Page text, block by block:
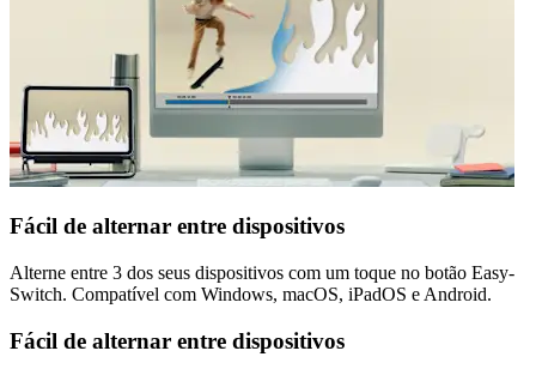
Fácil de alternar entre dispositivos
Alterne entre 3 dos seus dispositivos com um toque no botão Easy-
Switch. Compatível com Windows, macOS, iPadOS e Android.
Fácil de alternar entre dispositivos